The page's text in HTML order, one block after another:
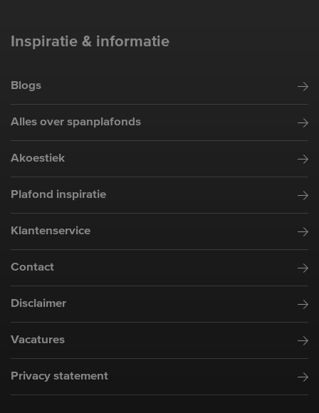
Inspiratie & informatie
Blogs
Alles over spanplafonds
Akoestiek
Plafond inspiratie
Klantenservice
Contact
Disclaimer
Vacatures
Privacy statement